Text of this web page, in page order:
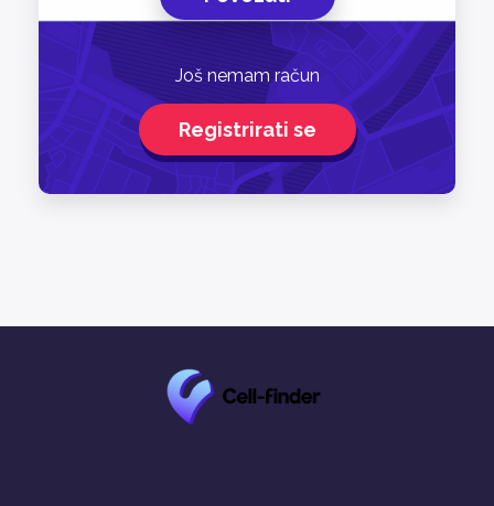
Još nemam račun
Registrirati se